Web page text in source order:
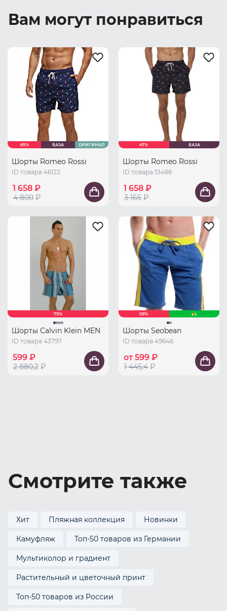
Вам могут понравиться
65% БАЗА ОРИГИНАЛ
Шорты Romeo Rossi
ID товара 46122
1 658 ₽
4 800 ₽
47% БАЗА
Шорты Romeo Rossi
ID товара 51486
1 658 ₽
3 165 ₽
79%
Шорты Calvin Klein MEN
ID товара 43797
599 ₽
2 880,2 ₽
58% L
Шорты Seobean
ID товара 49646
от 599 ₽
1 445,4 ₽
Смотрите также
Хит Пляжная коллекция Новинки
Камуфляж Топ-50 товаров из Германии
Мультиколор и градиент
Растительный и цветочный принт
Топ-50 товаров из России